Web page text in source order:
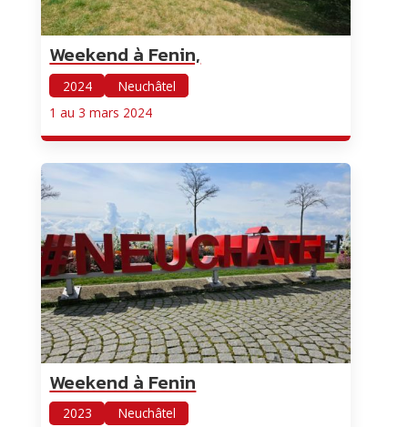
Weekend à Fenin,
2024
Neuchâtel
1 au 3 mars 2024
Weekend à Fenin
2023
Neuchâtel